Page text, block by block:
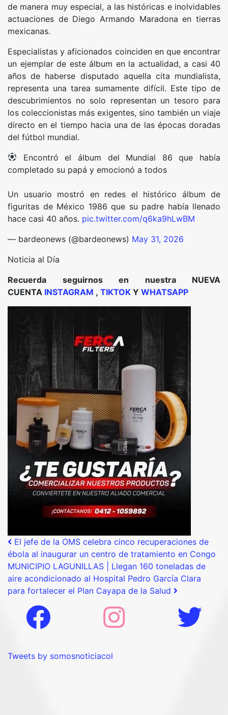
de manera muy especial, a las históricas e inolvidables
actuaciones de Diego Armando Maradona en tierras
mexicanas.
Especialistas y aficionados coinciden en que encontrar
un ejemplar de este álbum en la actualidad, a casi 40
años de haberse disputado aquella cita mundialista,
representa una tarea sumamente difícil. Este tipo de
descubrimientos no solo representan un tesoro para
los coleccionistas más exigentes, sino también un viaje
directo en el tiempo hacia una de las épocas doradas
del fútbol mundial.
Encontró el álbum del Mundial 86 que había
completado su papá y emocionó a todos
Un usuario mostró en redes el histórico álbum de
figuritas de México 1986 que su padre había llenado
hace casi 40 años. pic.twitter.com/q6ka9hLwBM
— bardeonews (@bardeonews) May 31, 2026
Noticia al Día
Recuerda seguirnos en nuestra NUEVA
CUENTA INSTAGRAM , TIKTOK Y WHATSAPP
Post navigation
El jefe de la OMS celebra cinco recuperaciones de
ébola al inaugurar un centro de tratamiento en Congo
MUNICIPIO LAGUNILLAS | Llegan 160 toneladas de
aire acondicionado al Hospital Pedro García Clara
para fortalecer el Plan Cayapa de la Salud
Tweets by somosnoticiacol